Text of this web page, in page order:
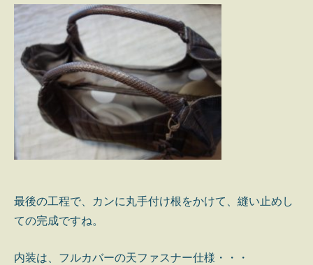
最後の工程で、カンに丸手付け根をかけて、縫い止めし
ての完成ですね。
内装は、フルカバーの天ファスナー仕様・・・